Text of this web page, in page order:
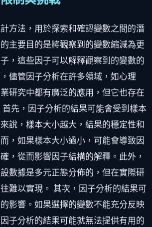
方法，用於探索和確認變數之間的潛
主要目的是將觀察到的變數縮減為更
，這些因子可以解釋觀察到的變數的
儘管因子分析在許多領域，如心理
研究中都有廣泛的應用，但它也存在
先，因子分析的結果可能會受到樣本
說，樣本大小越大，結果的穩定性和
，如果樣本大小過小，可能會導致因
，從而影響因子結構的解釋。此外，
數據是多元正態分佈的，但在實際研
難以實現。 其次，因子分析的結果可
影響。如果選擇的變數不能充分反映
子分析的結果可能就無法提供有用的